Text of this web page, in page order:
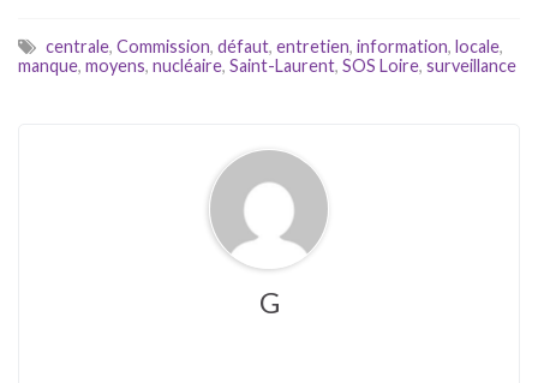
centrale, Commission, défaut, entretien, information, locale,
manque, moyens, nucléaire, Saint-Laurent, SOS Loire, surveillance
G